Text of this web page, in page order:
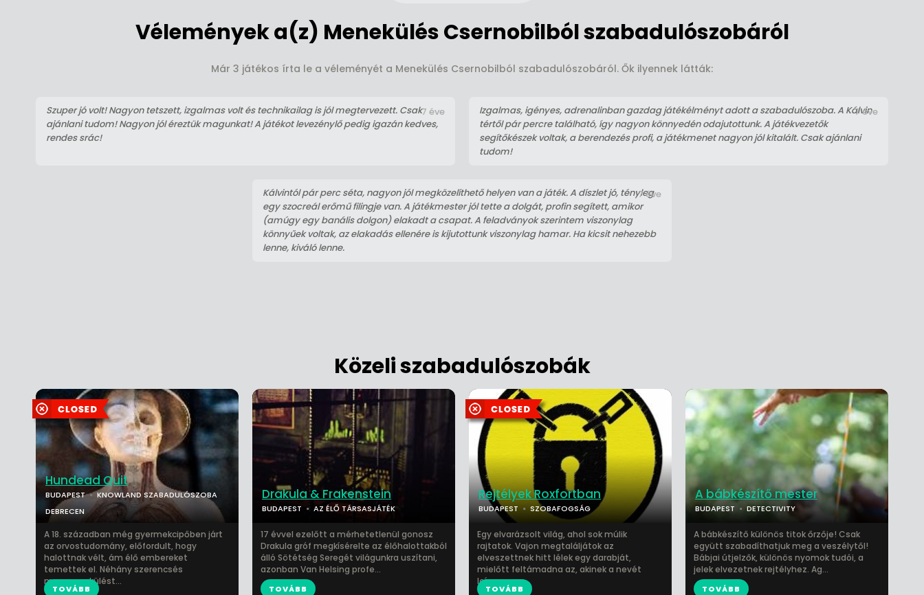
Vélemények a(z) Menekülés Csernobilból szabadulószobáról
Már 3 játékos írta le a véleményét a Menekülés Csernobilból szabadulószobáról. Ők ilyennek látták:
Szuper jó volt! Nagyon tetszett, izgalmas volt és technikailag is jól megtervezett. Csak
ajánlani tudom! Nagyon jól éreztük magunkat! A játékot levezénylő pedig igazán kedves,
rendes srác!
7 éve
Izgalmas, igényes, adrenalinban gazdag játékélményt adott a szabadulószoba. A Kálvin
tértől pár percre található, így nagyon könnyedén odajutottunk. A játékvezetők
segítőkészek voltak, a berendezés profi, a játékmenet nagyon jól kitalált. Csak ajánlani
tudom!
7 éve
Kálvintól pár perc séta, nagyon jól megközelíthető helyen van a játék. A díszlet jó, tényleg
egy szocreál erőmű filingje van. A játékmester jól tette a dolgát, profin segített, amikor
(amúgy egy banális dolgon) elakadt a csapat. A feladványok szerintem viszonylag
könnyűek voltak, az elakadás ellenére is kijutottunk viszonylag hamar. Ha kicsit nehezebb
lenne, kiváló lenne.
7 éve
Közeli szabadulószobák
Hundead Quit
BUDAPEST
KNOWLAND SZABADULÓSZOBA
DEBRECEN
A 18. században még gyermekcipőben járt
az orvostudomány, előfordult, hogy
halottnak vélt, ám élő embereket
temettek el. Néhány szerencsés
megmenekülést...
TOVÁBB
Drakula & Frakenstein
BUDAPEST AZ ÉLŐ TÁRSASJÁTÉK
17 évvel ezelőtt a mérhetetlenül gonosz
Drakula gróf megkísérelte az élőhalottakból
álló Sötétség Seregét világunkra uszítani,
azonban Van Helsing profe...
TOVÁBB
Rejtélyek Roxfortban
BUDAPEST SZOBAFOGSÁG
Egy elvarázsolt világ, ahol sok múlik
rajtatok. Vajon megtaláljátok az
elveszettnek hitt lélek egy darabját,
mielőtt feltámadna az, akinek a nevét
leírn...
TOVÁBB
A bábkészítő mester
BUDAPEST DETECTIVITY
A bábkészítő különös titok őrzője! Csak
együtt szabadíthatjuk meg a veszélytől!
Bábjai útjelzők, különös nyomok tudói, a
jelek elvezetnek rejtélyhez. Ag...
TOVÁBB